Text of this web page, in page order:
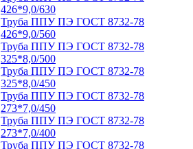
426*9,0/630
Труба ППУ ПЭ ГОСТ 8732-78
426*9,0/560
Труба ППУ ПЭ ГОСТ 8732-78
325*8,0/500
Труба ППУ ПЭ ГОСТ 8732-78
325*8,0/450
Труба ППУ ПЭ ГОСТ 8732-78
273*7,0/450
Труба ППУ ПЭ ГОСТ 8732-78
273*7,0/400
Труба ППУ ПЭ ГОСТ 8732-78